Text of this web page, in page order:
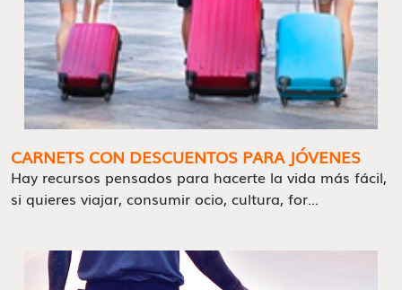
CARNETS CON DESCUENTOS PARA JÓVENES
Hay recursos pensados para hacerte la vida más fácil,
si quieres viajar, consumir ocio, cultura, for...